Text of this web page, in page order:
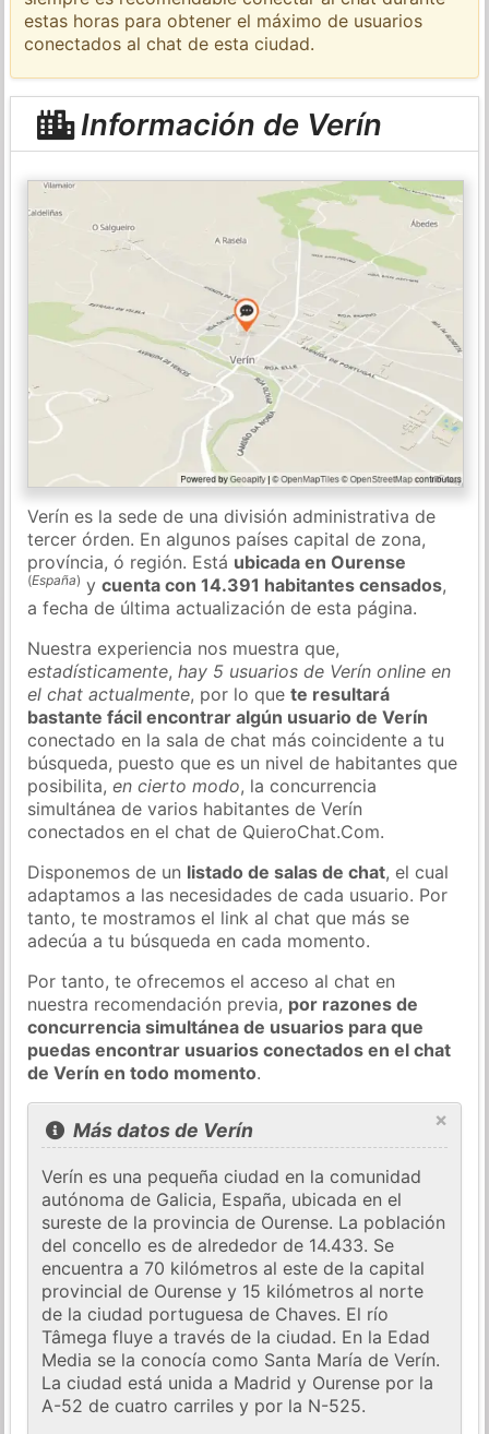
estas horas para obtener el máximo de usuarios
conectados al chat de esta ciudad.
Información de Verín
Verín es la sede de una división administrativa de
tercer órden. En algunos países capital de zona,
província, ó región. Está ubicada en Ourense
(España) ycuenta con 14.391 habitantes censados,
a fecha de última actualización de esta página.
Nuestra experiencia nos muestra que,
estadísticamente,hay 5 usuarios de Verín online en
el chat actualmente, por lo quete resultará
bastante fácil encontrar algún usuario de Verín
conectado en la sala de chat más coincidente a tu
búsqueda, puesto que es un nivel de habitantes que
posibilita,en cierto modo, la concurrencia
simultánea de varios habitantes de Verín
conectados en el chat de QuieroChat.Com.
Disponemos de un listado de salas de chat, el cual
adaptamos a las necesidades de cada usuario. Por
tanto, te mostramos el link al chat que más se
adecúa a tu búsqueda en cada momento.
Por tanto, te ofrecemos el acceso al chat en
nuestra recomendación previa, por razones de
concurrencia simultánea de usuarios para que
puedas encontrar usuarios conectados en el chat
de Verín en todo momento.
×
Más datos de Verín
Verín es una pequeña ciudad en la comunidad
autónoma de Galicia, España, ubicada en el
sureste de la provincia de Ourense. La población
del concello es de alrededor de 14.433. Se
encuentra a 70 kilómetros al este de la capital
provincial de Ourense y 15 kilómetros al norte
de la ciudad portuguesa de Chaves. El río
Tâmega fluye a través de la ciudad. En la Edad
Media se la conocía como Santa María de Verín.
La ciudad está unida a Madrid y Ourense por la
A-52 de cuatro carriles y por la N-525.